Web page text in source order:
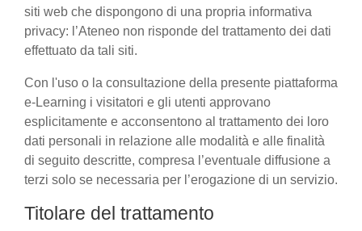
siti web che dispongono di una propria informativa
privacy: l’Ateneo non risponde del trattamento dei dati
effettuato da tali siti.
Con l'uso o la consultazione della presente piattaforma
e-Learning i visitatori e gli utenti approvano
esplicitamente e acconsentono al trattamento dei loro
dati personali in relazione alle modalità e alle finalità
di seguito descritte, compresa l’eventuale diffusione a
terzi solo se necessaria per l’erogazione di un servizio.
Titolare del trattamento